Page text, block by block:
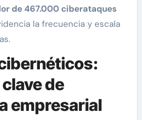
de 467.000 ciberataques
la frecuencia y escala
de
empresarial